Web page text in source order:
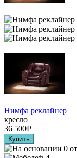
Нимфа реклайнер
кресло
36 500Р